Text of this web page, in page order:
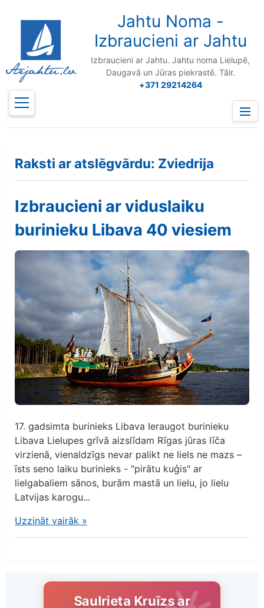
Jahtu Noma -
Izbraucieni ar Jahtu
Izbraucieni ar Jahtu. Jahtu noma Lielupē,
Daugavā un Jūras piekrastē. Tālr.
+371 29214264
Menu
Raksti ar atslēgvārdu: Zviedrija
Izbraucieni ar viduslaiku
burinieku Libava 40 viesiem
17. gadsimta burinieks Libava Ieraugot burinieku
Libava Lielupes grīvā aizslīdam Rīgas jūras līča
virzienā, vienaldzīgs nevar palikt ne liels ne mazs –
īsts seno laiku burinieks - "pirātu kuģis" ar
lielgabaliem sānos, burām mastā un lielu, jo lielu
Latvijas karogu...
Uzzināt vairāk »
Saulrieta Kruīzs ar